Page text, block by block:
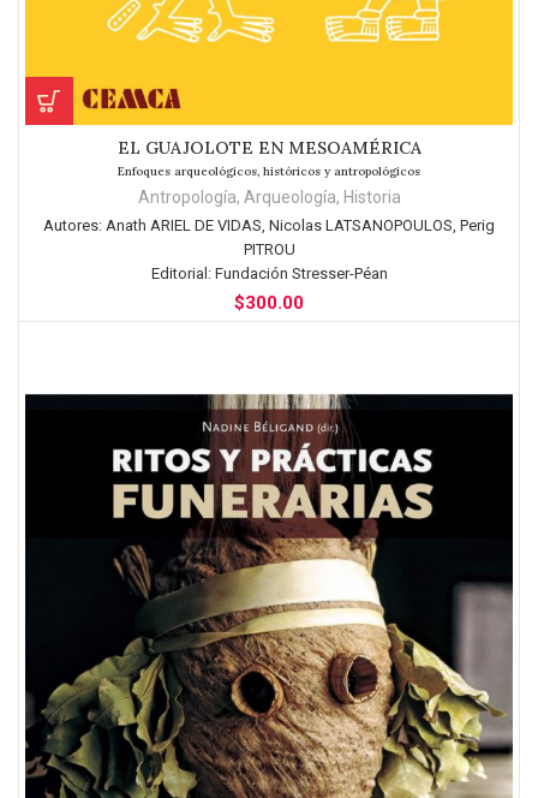
EL GUAJOLOTE EN MESOAMÉRICA
Enfoques arqueológicos, históricos y antropológicos
Antropología, Arqueología, Historia
Autores: Anath ARIEL DE VIDAS, Nicolas LATSANOPOULOS, Perig
PITROU
Editorial:Fundación Stresser-Péan
$300.00